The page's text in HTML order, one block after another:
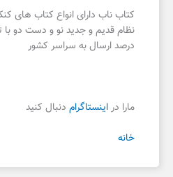
کتاب ناب دارای انواع کتاب های
درصد ارسال به سراسر کشور
مارا در اینستاگرام دنبال کنید
خانه